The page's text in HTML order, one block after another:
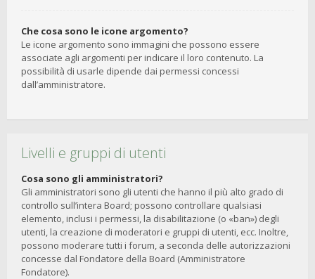
Che cosa sono le icone argomento?
Le icone argomento sono immagini che possono essere
associate agli argomenti per indicare il loro contenuto. La
possibilità di usarle dipende dai permessi concessi
dall’amministratore.
Livelli e gruppi di utenti
Cosa sono gli amministratori?
Gli amministratori sono gli utenti che hanno il più alto grado di
controllo sull’intera Board; possono controllare qualsiasi
elemento, inclusi i permessi, la disabilitazione (o «ban») degli
utenti, la creazione di moderatori e gruppi di utenti, ecc. Inoltre,
possono moderare tutti i forum, a seconda delle autorizzazioni
concesse dal Fondatore della Board (Amministratore
Fondatore).